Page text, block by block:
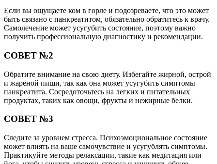
Если вы ощущаете ком в горле и подозреваете, что это может
быть связано с панкреатитом, обязательно обратитесь к врачу.
Самолечение может усугубить состояние, поэтому важно
получить профессиональную диагностику и рекомендации.
СОВЕТ №2
Обратите внимание на свою диету. Избегайте жирной, острой
и жареной пищи, так как она может усугубить симптомы
панкреатита. Сосредоточьтесь на легких и питательных
продуктах, таких как овощи, фрукты и нежирные белки.
СОВЕТ №3
Следите за уровнем стресса. Психоэмоциональное состояние
может влиять на ваше самочувствие и усугублять симптомы.
Практикуйте методы релаксации, такие как медитация или